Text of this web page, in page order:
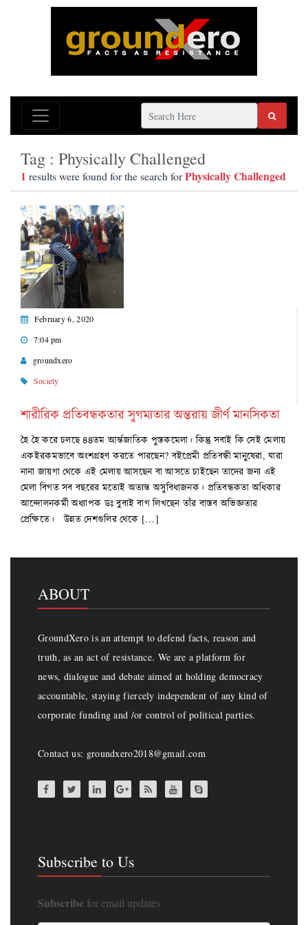
Tag : Physically Challenged
1 results were found for the search forPhysically Challenged
February 6, 2020
7:04 pm
groundxero
Society
শারীরিক প্রতিবন্ধকতার সুগম্যতার অন্তরায় জীর্ণ মানসিকতা
হৈ হৈ করে চলছে ৪৪তম আর্ন্তজাতিক পুস্তকমেলা। কিন্তু সবাই কি সেই মেলায়
একইরকমভাবে অংশগ্রহণ করতে পারছেন? বইপ্রেমী প্রতিবন্ধী মানুষেরা, যারা
নানা জায়গা থেকে এই মেলায় আসছেন বা আসতে চাইছেন তাদের জন্য এই
মেলা বিগত সব বছরের মতোই অত্যন্ত অসুবিধাজনক। প্রতিবন্ধকতা অধিকার
আন্দোলনকর্মী অধ্যাপক ডঃ বুবাই বাগ লিখছেন তাঁর বাস্তব অভিজ্ঞতার
প্রেক্ষিতে। উন্নত দেশগুলির থেকে […]
ABOUT
GroundXero is an attempt to defend facts, reason and
truth, as an act of resistance. We are a platform for
news, dialogue and debate aimed at holding democracy
accountable, staying fiercely independent of any kind of
corporate funding and /or control of political parties.
Contact us: groundxero2018@gmail.com
Subscribe to Us
Subscribe for email updates